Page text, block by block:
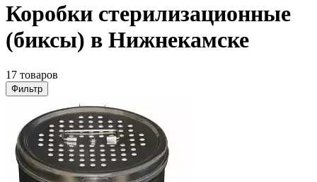
Коробки стерилизационные
(биксы) в Нижнекамске
17 товаров
Фильтр